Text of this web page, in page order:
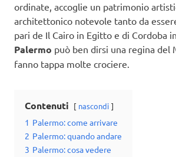
ordinate, accoglie un patrimonio
architettonico notevole tanto da
pari de Il Cairo in Egitto e di Cordoba
Palermo può ben dirsi una regina del
fanno tappa molte crociere.
Contenuti nascondi
1 Palermo: come arrivare
2 Palermo: quando andare
3 Palermo: cosa vedere